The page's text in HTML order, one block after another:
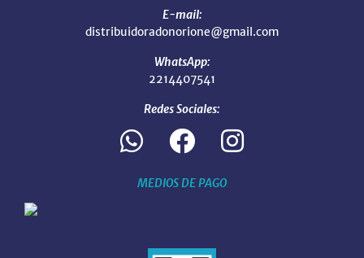
E-mail:
distribuidoradonorione@gmail.com
WhatsApp:
2214407541
Redes Sociales:
MEDIOS DE PAGO